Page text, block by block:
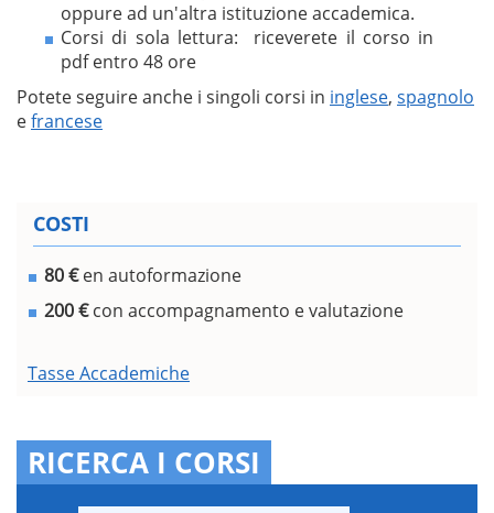
oppure ad un'altra istituzione accademica.
Corsi di sola lettura: riceverete il corso in
pdf entro 48 ore
Potete seguire anche i singoli corsi in inglese, spagnolo
efrancese
COSTI
80 €en autoformazione
200 €con accompagnamento e valutazione
Tasse Accademiche
RICERCA I CORSI